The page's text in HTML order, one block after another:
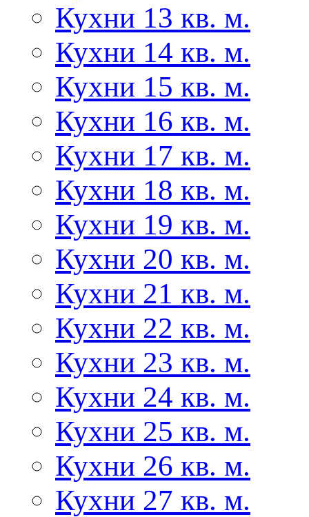
Кухни 13 кв. м.
Кухни 14 кв. м.
Кухни 15 кв. м.
Кухни 16 кв. м.
Кухни 17 кв. м.
Кухни 18 кв. м.
Кухни 19 кв. м.
Кухни 20 кв. м.
Кухни 21 кв. м.
Кухни 22 кв. м.
Кухни 23 кв. м.
Кухни 24 кв. м.
Кухни 25 кв. м.
Кухни 26 кв. м.
Кухни 27 кв. м.